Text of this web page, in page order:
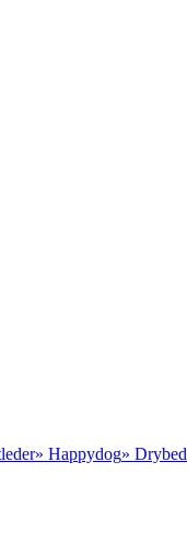
» Happydog» Drybed